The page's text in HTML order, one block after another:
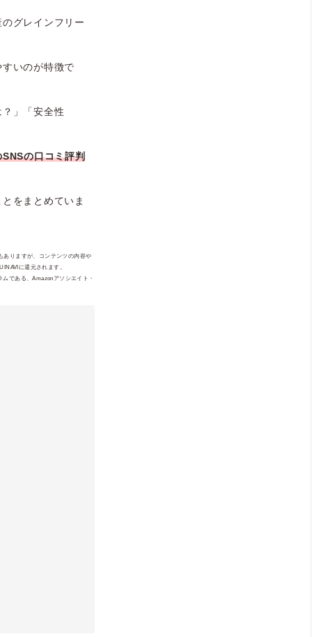
グレインフリー
いのが特徴で
」「安全性
の口コミ評判
をまとめていま
ありますが、コンテンツの内容や
に還元されます。
である、Amazonアソシエイト・